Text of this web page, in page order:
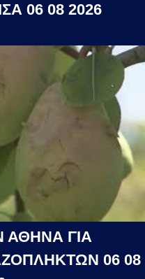
06 08 2026
ΑΘΗΝΑ ΓΙΑ
06 08